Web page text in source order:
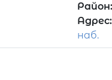
Район:
Адрес:
наб.